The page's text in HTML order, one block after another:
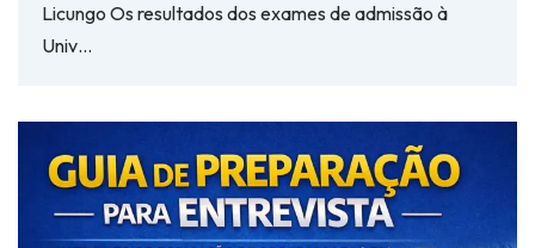
Licungo Os resultados dos exames de admissão à
Univ…